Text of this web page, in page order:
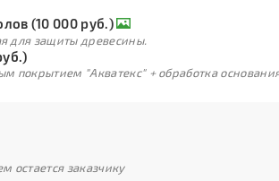
(10 000 руб.)
для защиты древесины.
покрытием "Акватекс" + обработка
остается заказчику